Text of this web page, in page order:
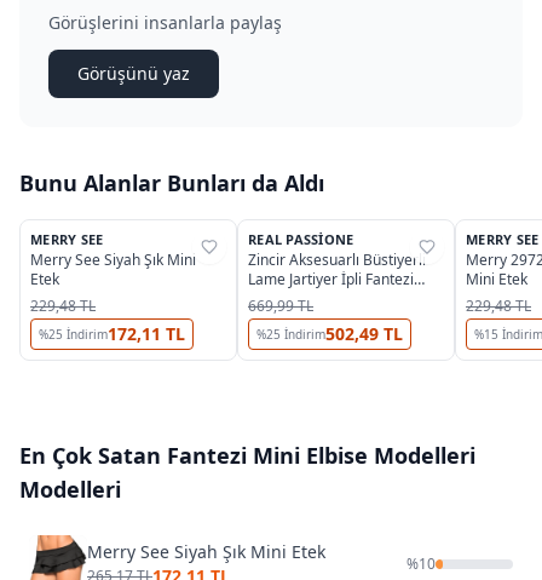
Görüşlerini insanlarla paylaş
Görüşünü yaz
Bunu Alanlar Bunları da Aldı
%35
MERRY SEE
Merry See Siyah Şık Mini
Etek
229,48 TL
%25 İndirim172,11 TL
%58
REAL PASSIONE
Zincir Aksesuarlı Büstiyerli
Lame Jartiyer İpli Fantezi
Elbise Real Passione 21100
669,99 TL
%25 İndirim502,49 TL
%26
MERRY SEE
Merry
Mini Etek
229,48 TL
%15 İndirim
En Çok Satan Fantezi Mini Elbise Modelleri
Modelleri
Merry See Siyah Şık Mini Etek
265,17 TL
%10